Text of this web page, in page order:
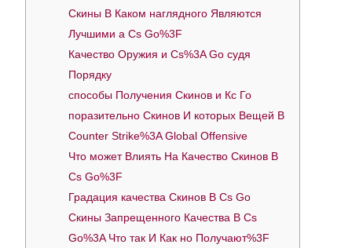
Скины В Каком наглядного Являются
Лучшими а Cs Go%3F
Качество Оружия и Cs%3A Go судя
Порядку
способы Получения Скинов и Кс Го
поразительно Скинов И которых Вещей В
Counter Strike%3A Global Offensive
Что может Влиять На Качество Скинов В
Cs Go%3F
Градация качества Скинов В Cs Go
Скины Запрещенного Качества В Cs
Go%3A Что так И Как но Получают%3F